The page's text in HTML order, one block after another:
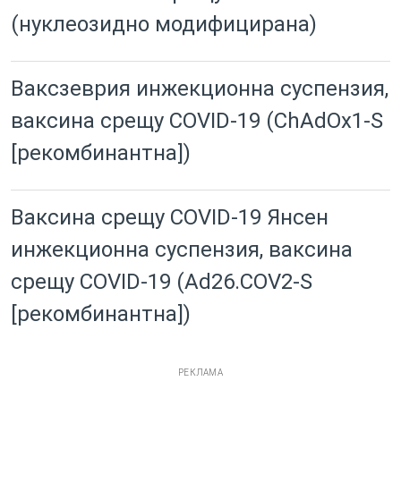
(нуклеозидно модифицирана)
Ваксзеврия инжекционна суспензия,
ваксина срещу COVID-19 (ChAdOx1-S
[рекомбинантна])
Ваксина срещу COVID-19 Янсен
инжекционна суспензия, ваксина
срещу COVID-19 (Ad26.COV2-S
[рекомбинантна])
РЕКЛАМА